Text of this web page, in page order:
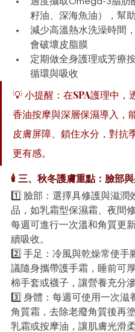
籽油、深海魚油），幫
減少高溫熱水洗澡時間
會破壞皮脂膜
定期做全身護理或芳療
循環與吸收
💡 小提醒：在SPA護理中，
香油按摩與深層保濕導入，
皮膚屏障、鎖住水分，對抗
更有感。
🕯️ 三、秋冬護膚重點：臉部
1️⃣ 臉部：選擇具修護與滋潤
品，如乳霜型保濕霜、夜間修
每週可進行一次溫和角質更
續吸收。
2️⃣ 手足：冷風與乾燥常使手
議隨身攜帶護手霜，睡前可
棉手套或襪子，讓營養充分滲
3️⃣ 身體：每週可使用一次滋
角質霜，去除老廢角質後再
乳霜或按摩油，讓肌膚光滑柔